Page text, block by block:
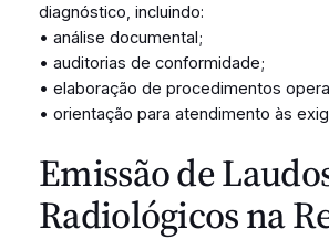
diagnóstico, incluindo:
• análise documental;
• auditorias de conformidade;
• elaboração de procedimentos
• orientação para atendimento às
Emissão de
Radiológicos na